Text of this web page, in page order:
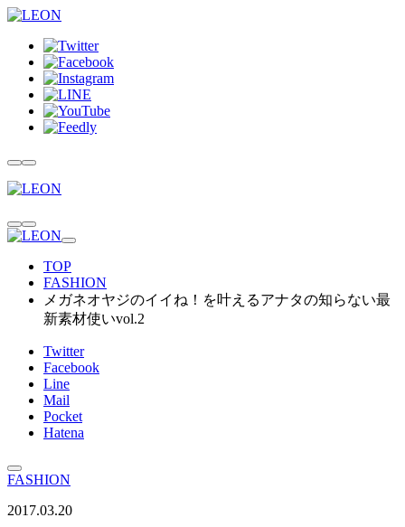
TOP
FASHION
メガネオヤジのイイね！を叶えるアナタの知らない最
新素材使いvol.2
Twitter
Facebook
Line
Mail
Pocket
Hatena
FASHION
2017.03.20